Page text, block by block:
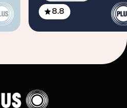
8.8